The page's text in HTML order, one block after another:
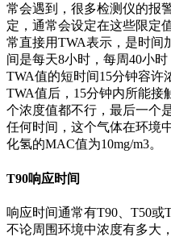
常会遇到，很多检测仪的报
定，通常会设定在这些限定
常直接用TWA表示，是时间
间是每天8小时，每周40小
TWA值的短时间15分钟容许
TWA值后，15分钟内所能接
个浓度值都不行，最后一个
任何时间，这个气体在环境
化氢的MAC值为10mg/m3。
T90响应时间
响应时间通常有T90、T50
不论周围环境中浓度有多大